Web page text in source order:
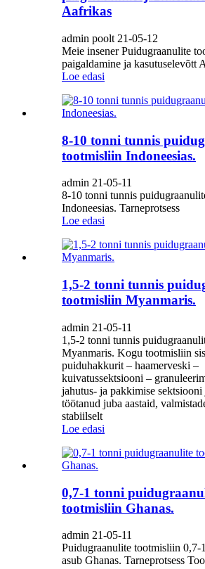
Aafrikas
admin poolt 21-05-12
Meie insener Puidugraanulite
paigaldamine ja kasutuselevõtt
Loe edasi
8-10 tonni tunnis
tootmisliin Indoneesias.
admin 21-05-11
8-10 tonni tunnis
Indoneesias. Tarneprotsess
Loe edasi
1,5-2 tonni tunnis
tootmisliin Myanmaris.
admin 21-05-11
1,5-2 tonni tunnis
Myanmaris. Kogu tootmisliin
puiduhakkurit – haamerveski –
kuivatussektsiooni –
jahutus- ja pakkimise sektsiooni
töötanud juba aastaid,
stabiilselt
Loe edasi
0,7-1 tonni
tootmisliin Ghanas.
admin 21-05-11
Puidugraanulite tootmisliin 0,7-
asub Ghanas. Tarneprotsess